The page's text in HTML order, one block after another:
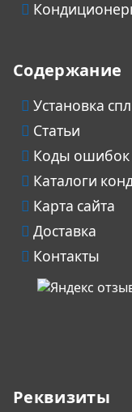
Содержание
Установка
Статьи
Коды ошибок
Каталоги
Карта сайта
Доставка
Контакты
Реквизиты